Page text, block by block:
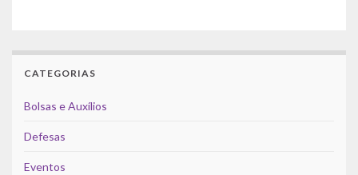
CATEGORIAS
Bolsas e Auxílios
Defesas
Eventos